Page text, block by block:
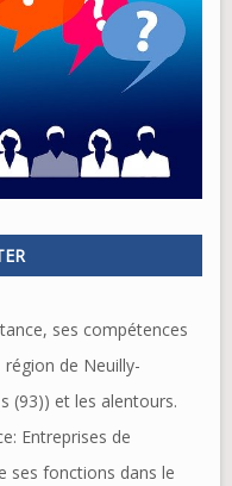
ses compétences
de Neuilly-
(93)) et les alentours.
Entreprises de
ses fonctions dans le